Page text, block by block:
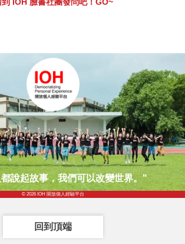
說起故事，我們可以改變世界。"
© 2026 IOH 開放個人經驗平台
回到頂端